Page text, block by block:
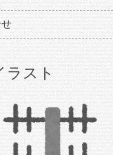
ラスト